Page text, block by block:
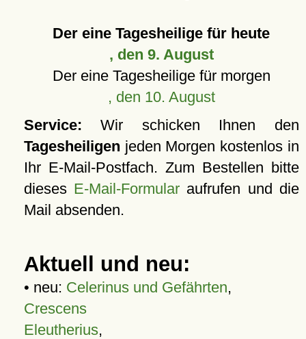
Der eine Tagesheilige für heute
, den 9. August
Der eine Tagesheilige für morgen
, den 10. August
Service: Wir schicken Ihnen den
Tagesheiligen jeden Morgen kostenlos in
Ihr E-Mail-Postfach. Zum Bestellen bitte
dieses E-Mail-Formular aufrufen und die
Mail absenden.
Aktuell und neu:
• neu: Celerinus und Gefährten,
Crescens
Eleutherius,